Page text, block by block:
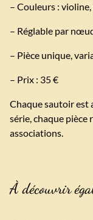
– Couleurs :
– Réglable par
– Pièce unique,
– Prix : 35 €
Chaque sautoir est
série, chaque pièce
associations.
À découvrir